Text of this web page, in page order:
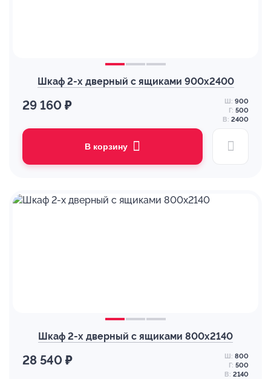
Шкаф 2-х дверный с ящиками 900х2400
29 160 ₽ Ш: 900
Г: 500
В: 2400
В корзину
Шкаф 2-х дверный с ящиками 800х2140
28 540 ₽ Ш: 800
Г: 500
В: 2140